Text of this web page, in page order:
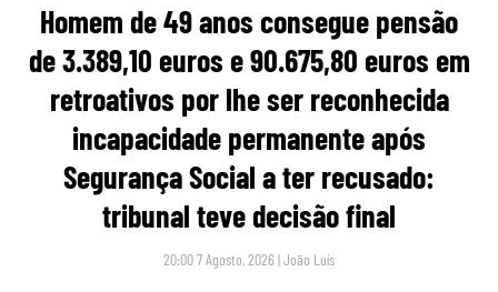
Homem de 49 anos consegue pensão
de 3.389,10 euros e 90.675,80 euros em
retroativos por lhe ser reconhecida
incapacidade permanente após
Segurança Social a ter recusado:
tribunal teve decisão final
20:00 7 Agosto, 2026 |João Luís